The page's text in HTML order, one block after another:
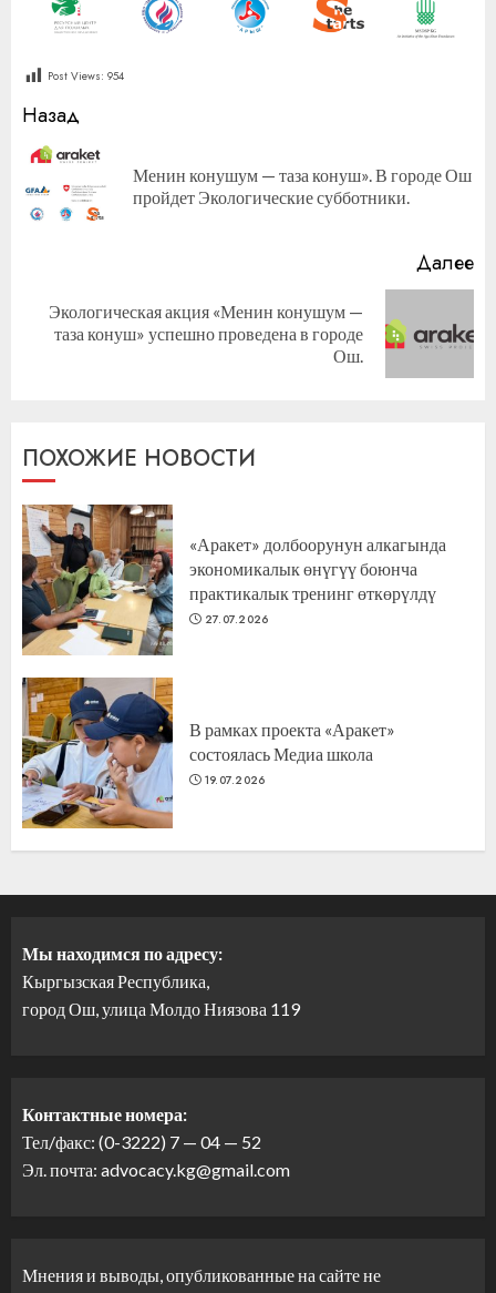
Post Views: 954
Продолжить
чтение
Назад
Менин конушум — таза конуш». В городе Ош
пройдет Экологические субботники.
Далее
Следующая
Экологическая акция «Менин конушум —
таза конуш» успешно проведена в городе
Ош.
ПОХОЖИЕ НОВОСТИ
«Аракет» долбоорунун алкагында
экономикалык өнүгүү боюнча
практикалык тренинг өткөрүлдү
27.07.2026
В рамках проекта «Аракет»
состоялась Медиа школа
19.07.2026
Мы находимся по адресу:
Кыргызская Республика,
город Ош, улица Молдо Ниязова 119
Контактные номера:
Тел/факс: (0-3222) 7 — 04 — 52
Эл. почта: advocacy.kg@gmail.com
Мнения и выводы, опубликованные на сайте не